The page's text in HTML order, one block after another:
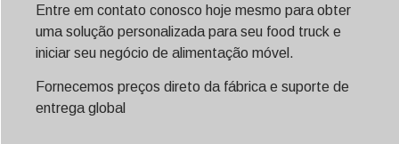
Entre em contato conosco hoje mesmo para obter
uma solução personalizada para seu food truck e
iniciar seu negócio de alimentação móvel.
Fornecemos preços direto da fábrica e suporte de
entrega global